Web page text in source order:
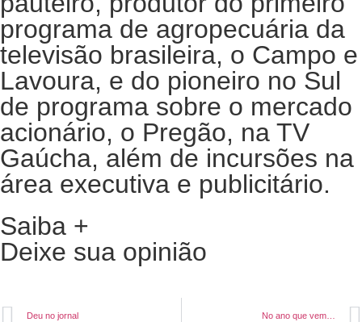
programa de agropecuária da
televisão brasileira, o Campo e
Lavoura, e do pioneiro no Sul
de programa sobre o mercado
acionário, o Pregão, na TV
Gaúcha, além de incursões na
área executiva e publicitário.
Saiba +
Deixe sua opinião
Deu no jornal No ano que vem…